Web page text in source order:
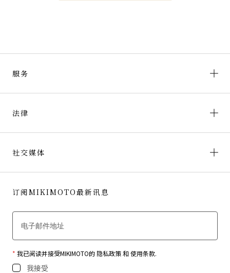
服务
法律
社交媒体
订阅MIKIMOTO最新讯息
* 我已阅读并接受MIKIMOTO的 隐私政策和使用条款.
我接受